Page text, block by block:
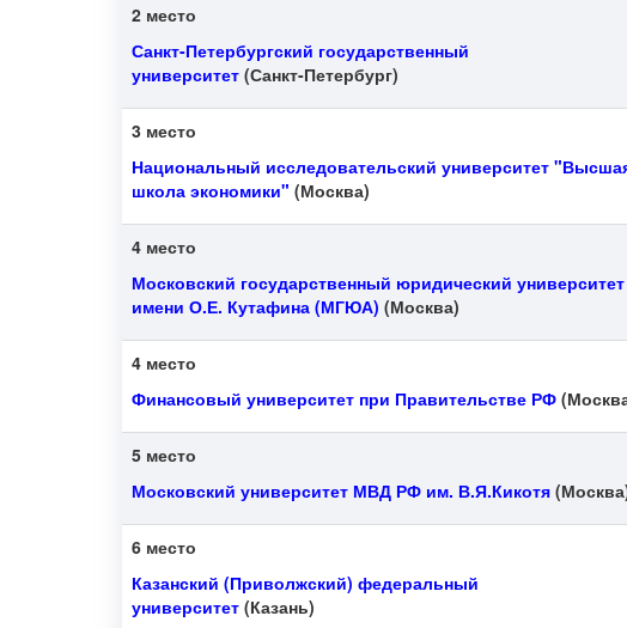
2 место
Санкт-Петербургский государственный
университет (Санкт-Петербург)
3 место
Национальный исследовательский университет
школа экономики" (Москва)
4 место
Московский государственный юридический университет
имени О.Е. Кутафина (МГЮА) (Москва)
4 место
Финансовый университет при Правительстве РФ
5 место
Московский университет МВД РФ им. В.Я.Кикотя
6 место
Казанский (Приволжский) федеральный
университет (Казань)